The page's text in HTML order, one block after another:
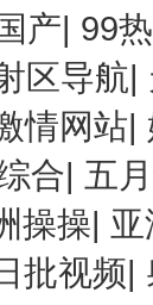
产| 99
区导航|
情网站|
合| 五
操操|
批视频|